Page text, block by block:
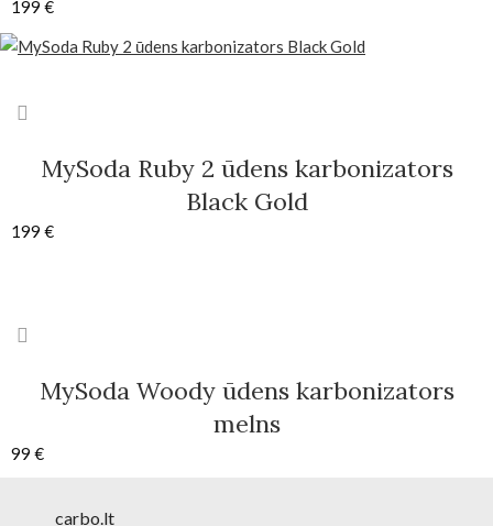
199 €
MySoda Ruby 2 ūdens karbonizators
Black Gold
199 €
MySoda Woody ūdens karbonizators
melns
99 €
carbo.lt